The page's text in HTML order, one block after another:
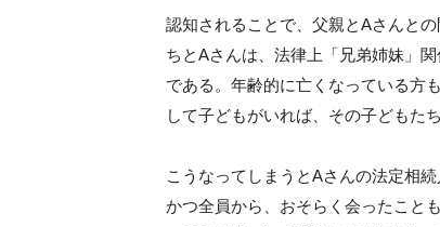
認知されることで、父親とAさんと
ちとAさんは、法律上「兄弟姉妹」
である。年齢的に亡くなっている方
して子どもがいれば、その子どもた
こうなってしまうとAさんの法定相
かつ全員から、おそらく会ったこと